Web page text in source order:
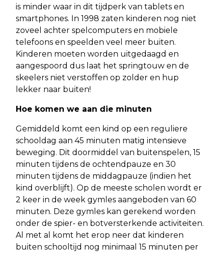
is minder waar in dit tijdperk van tablets en
smartphones. In 1998 zaten kinderen nog niet
zoveel achter spelcomputers en mobiele
telefoons en speelden veel meer buiten.
Kinderen moeten worden uitgedaagd en
aangespoord dus laat het springtouw en de
skeelers niet verstoffen op zolder en hup
lekker naar buiten!
Hoe komen we aan die minuten
Gemiddeld komt een kind op een reguliere
schooldag aan 45 minuten matig intensieve
beweging. Dit doormiddel van buitenspelen, 15
minuten tijdens de ochtendpauze en 30
minuten tijdens de middagpauze (indien het
kind overblijft). Op de meeste scholen wordt er
2 keer in de week gymles aangeboden van 60
minuten. Deze gymles kan gerekend worden
onder de spier- en botversterkende activiteiten.
Al met al komt het erop neer dat kinderen
buiten schooltijd nog minimaal 15 minuten per